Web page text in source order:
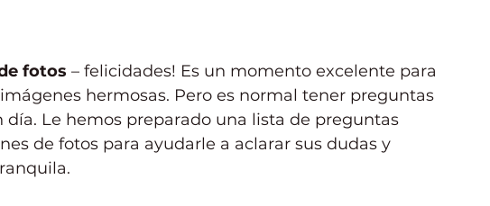
fotos – felicidades! Es un momento excelente para
hermosas. Pero es normal tener preguntas
Le hemos preparado una lista de preguntas
de fotos para ayudarle a aclarar sus dudas y